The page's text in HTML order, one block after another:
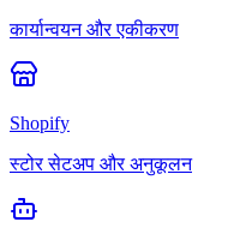
कार्यान्वयन और एकीकरण
Shopify
स्टोर सेटअप और अनुकूलन